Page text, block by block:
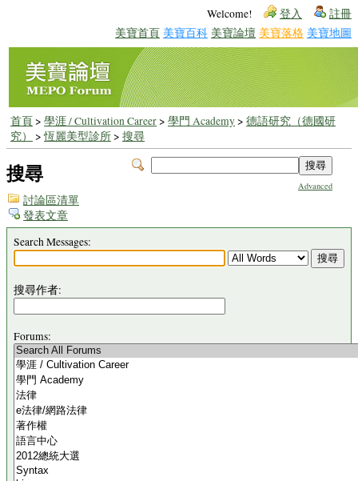
Welcome! 登入 註冊
美寶首頁 美寶百科 美寶論壇 美寶落格 美寶地圖
首頁> 學涯 / Cultivation Career> 學門 Academy> 德語研究（德國研
究）
>恆麗美型診所> 搜尋
Advanced
搜尋
討論區清單
發表文章
Search Messages:
搜尋作者:
Forums: